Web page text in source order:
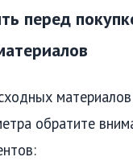
перед
материалов
обратите